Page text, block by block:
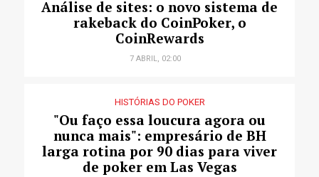
Análise de sites: o novo sistema de
rakeback do CoinPoker, o
CoinRewards
7 ABRIL, 02:00
HISTÓRIAS DO POKER
"Ou faço essa loucura agora ou
nunca mais": empresário de BH
larga rotina por 90 dias para viver
de poker em Las Vegas